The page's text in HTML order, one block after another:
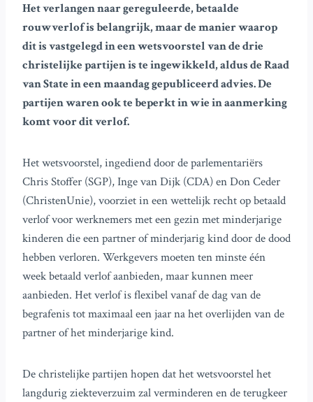
Het verlangen naar gereguleerde, betaalde
rouwverlof is belangrijk, maar de manier waarop
dit is vastgelegd in een wetsvoorstel van de drie
christelijke partijen is te ingewikkeld, aldus de Raad
van State in een maandag gepubliceerd advies. De
partijen waren ook te beperkt in wie in aanmerking
komt voor dit verlof.
Het wetsvoorstel, ingediend door de parlementariërs
Chris Stoffer (SGP), Inge van Dijk (CDA) en Don Ceder
(ChristenUnie), voorziet in een wettelijk recht op betaald
verlof voor werknemers met een gezin met minderjarige
kinderen die een partner of minderjarig kind door de dood
hebben verloren. Werkgevers moeten ten minste één
week betaald verlof aanbieden, maar kunnen meer
aanbieden. Het verlof is flexibel vanaf de dag van de
begrafenis tot maximaal een jaar na het overlijden van de
partner of het minderjarige kind.
De christelijke partijen hopen dat het wetsvoorstel het
langdurig ziekteverzuim zal verminderen en de terugkeer